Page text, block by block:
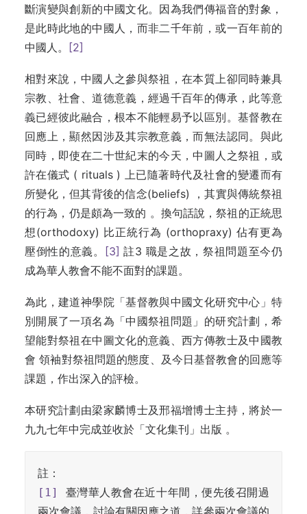
斷演變與創新的中國文化。因為我們傳福音的對象，
是此時此地的中國人，而非二千年前，或一百年前的
中國人。
[2]
相對來說，中國人之參與祭祖，在本質上卻同時兼具
宗教、社會、道德意義，經過千百年的傳承，此等意
義已經彼此融合，根本不能輕易予以區別。基督教在
回應上，顯然因涉及其宗教意義，而無法認同。與此
同時，即使在二十世紀末的今天，中圖人之祭祖，或
許在儀式 ( rituals ) 上已隨著時代及社會的變遷而有
所變化，但其背後的信念(beliefs) ，其實與傳統祭祖
的行為，仍是頗為一致的 。換句話說，祭祖的正統思
想(orthodoxy) 比正統行為 (orthopraxy) 佔有更為
壓倒性的意義。
[3] 註3 職是之故，祭祖問題至今仍
成為華人教會不能不面對的課題。
為此，建道神學院「基督教與中國文化研究中心」特
別開展了一項名為「中國祭祖問題」的研究計劃，希
望能對祭祖在中圖文化的意義、西方傳教士及中國教
會 領袖對祭祖問題的態度、及今日基督教會的回應等
課題，作出深入的評檢。
本研究計劃由梁家麟博士及邢福增博士主持，將於一
九九七年中完成並收於「文化集刊」出版 。
[1]
臺灣華人教會在近十年間，便先後召開過